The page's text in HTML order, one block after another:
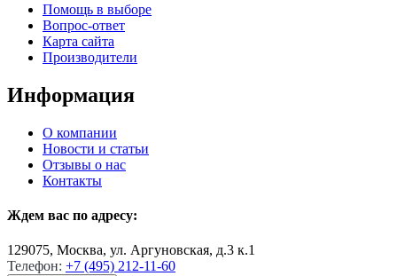
Помощь в выборе
Вопрос-ответ
Карта сайта
Производители
Информация
О компании
Новости и статьи
Отзывы о нас
Контакты
Ждем вас по адресу:
129075, Москва, ул. Аргуновская, д.3 к.1
Телефон: +7 (495) 212-11-60